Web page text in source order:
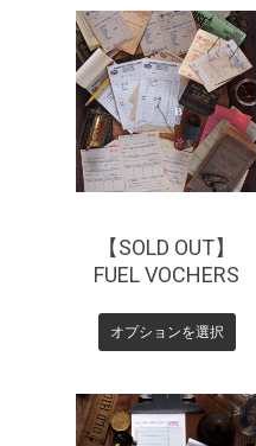
¥220 ¥330
【SOLD OUT】
FUEL VOCHERS
オプションを選択